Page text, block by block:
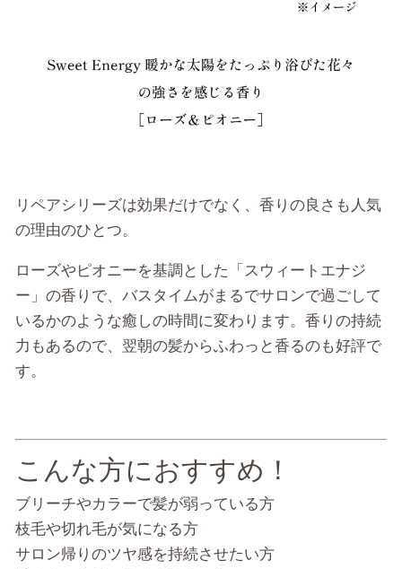
リペアシリーズは効果だけでなく、香りの良さも人気
の理由のひとつ。
ローズやピオニーを基調とした「スウィートエナジ
ー」の香りで、バスタイムがまるでサロンで過ごして
いるかのような癒しの時間に変わります。香りの持続
力もあるので、翌朝の髪からふわっと香るのも好評で
す。
こんな方におすすめ！
ブリーチやカラーで髪が弱っている方
枝毛や切れ毛が気になる方
サロン帰りのツヤ感を持続させたい方